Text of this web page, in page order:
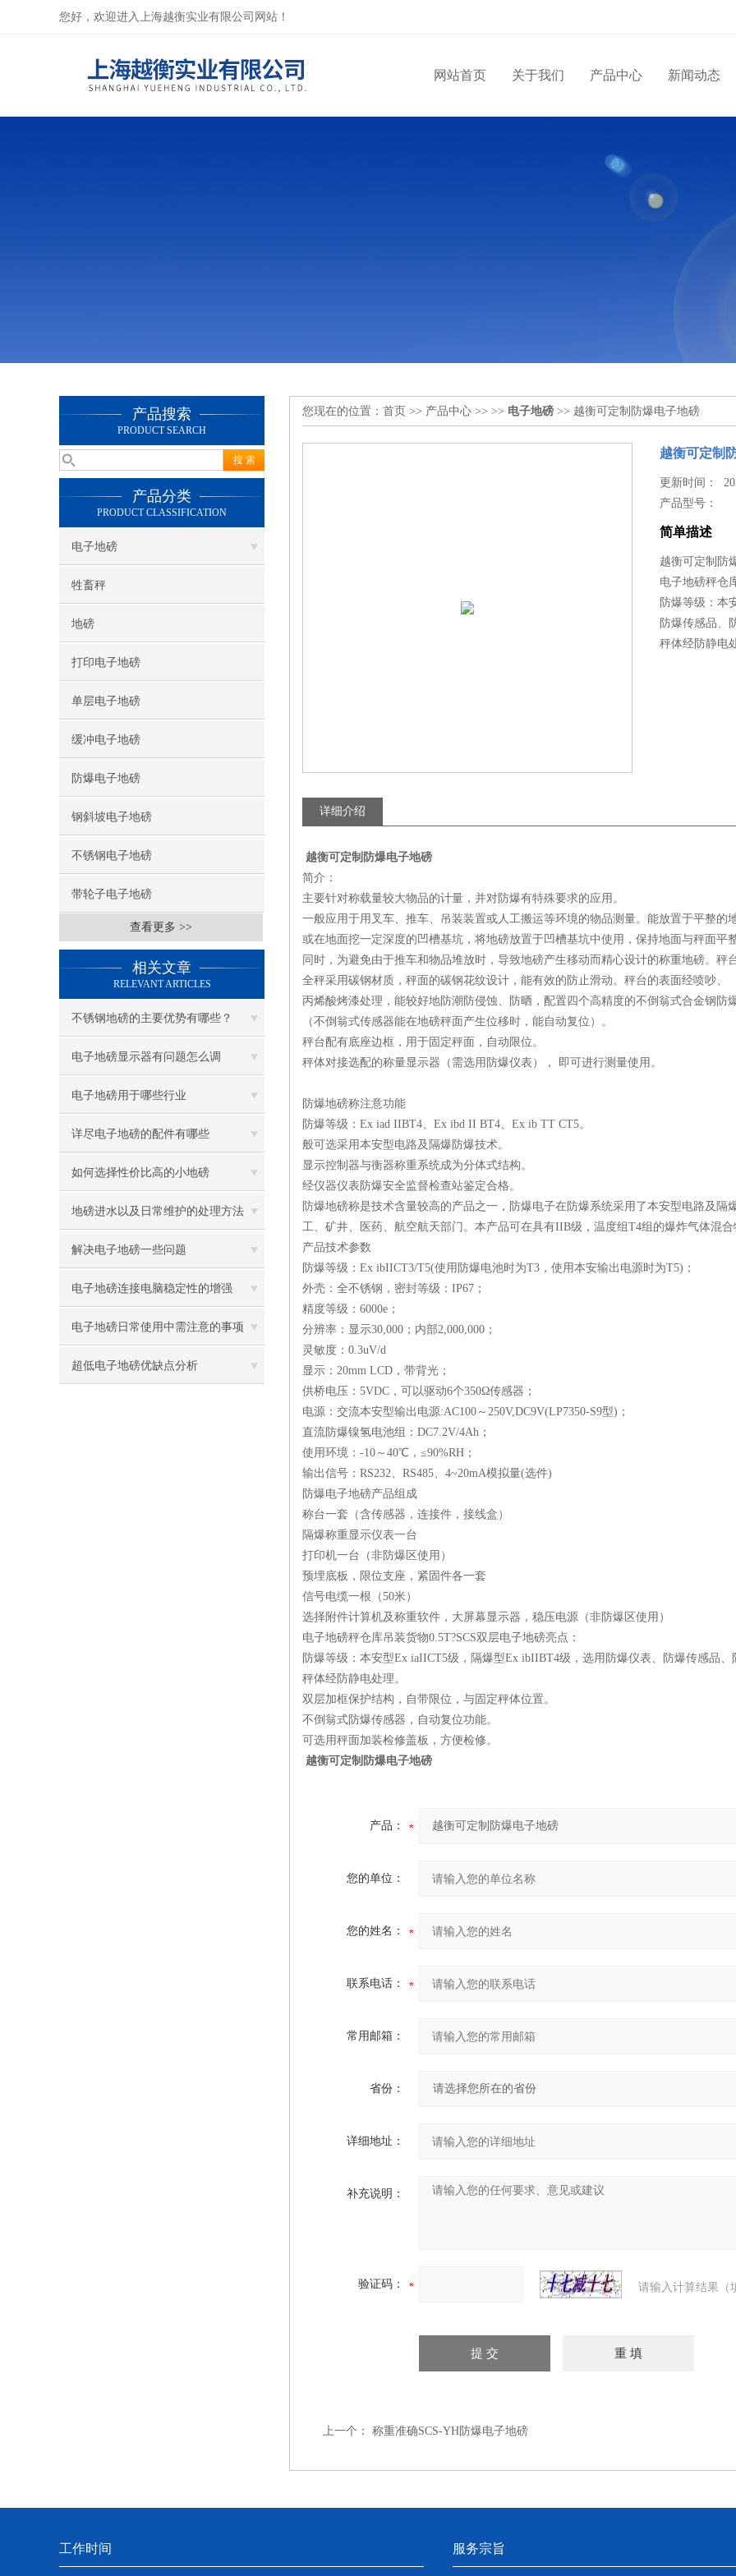
您好，欢迎进入上海越衡实业有限公司网站！
网站首页 关于我们 产品中心 新闻动态
产品搜索
PRODUCT SEARCH
产品分类
PRODUCT CLASSIFICATION
电子地磅
牲畜秤
地磅
打印电子地磅
单层电子地磅
缓冲电子地磅
防爆电子地磅
钢斜坡电子地磅
不锈钢电子地磅
带轮子电子地磅
查看更多 >>
相关文章
RELEVANT ARTICLES
不锈钢地磅的主要优势有哪些？
电子地磅显示器有问题怎么调
电子地磅用于哪些行业
详尽电子地磅的配件有哪些
如何选择性价比高的小地磅
地磅进水以及日常维护的处理方法
解决电子地磅一些问题
电子地磅连接电脑稳定性的增强
电子地磅日常使用中需注意的事项
超低电子地磅优缺点分析
您现在的位置： 首页 >> 产品中心 >> >> 电子地磅 >> 越衡可定制防爆电子地磅
越衡可定制
更新时间：
产品型号：
简单描述
越衡可定制防
电子地磅秤仓
防爆等级：本
防爆传感品、
秤体经防静电
详细介绍
越衡可定制防爆电子地磅
简介：
主要针对称载量较大物品的计量，并对防爆有特殊要求的应用。
一般应用于用叉车、推车、吊装装置或人工搬运等环境的物品测量。能放置于平整的
或在地面挖一定深度的凹槽基坑，将地磅放置于凹槽基坑中使用，保持地面与秤面平整
同时，为避免由于推车和物品堆放时，导致地磅产生移动而精心设计的称重地磅。秤
全秤采用碳钢材质，秤面的碳钢花纹设计，能有效的防止滑动。秤台的表面经喷吵、
丙烯酸烤漆处理，能较好地防潮防侵蚀、防晒，配置四个高精度的不倒翁式合金钢防
（不倒翁式传感器能在地磅秤面产生位移时，能自动复位）。
秤台配有底座边框，用于固定秤面，自动限位。
秤体对接选配的称量显示器（需选用防爆仪表）， 即可进行测量使用。
防爆地磅称注意功能
防爆等级：Ex iad IIBT4、Ex ibd II BT4、Ex ib TT CT5。
般可选采用本安型电路及隔爆防爆技术。
显示控制器与衡器称重系统成为分体式结构。
经仪器仪表防爆安全监督检查站鉴定合格。
防爆地磅称是技术含量较高的产品之一，防爆电子在防爆系统采用了本安型电路及
工、矿井、医药、航空航天部门。本产品可在具有IIB级，温度组T4组的爆炸气体混合
产品技术参数
防爆等级：Ex ibIICT3/T5(使用防爆电池时为T3，使用本安输出电源时为T5)；
外壳：全不锈钢，密封等级：IP67；
精度等级：6000e；
分辨率：显示30,000；内部2,000,000；
灵敏度：0.3uV/d
显示：20mm LCD，带背光；
供桥电压：5VDC，可以驱动6个350Ω传感器；
电源：交流本安型输出电源:AC100～250V,DC9V(LP7350-S9型)；
直流防爆镍氢电池组：DC7.2V/4Ah；
使用环境：-10～40℃，≤90%RH；
输出信号：RS232、RS485、4~20mA模拟量(选件)
防爆电子地磅产品组成
称台一套（含传感器，连接件，接线盒）
隔爆称重显示仪表一台
打印机一台（非防爆区使用）
预埋底板，限位支座，紧固件各一套
信号电缆一根（50米）
选择附件计算机及称重软件，大屏幕显示器，稳压电源（非防爆区使用）
电子地磅秤仓库吊装货物0.5T?SCS双层电子地磅亮点：
防爆等级：本安型Ex iaIICT5级，隔爆型Ex ibIIBT4级，选用防爆仪表、防爆传感品、
秤体经防静电处理。
双层加框保护结构，自带限位，与固定秤体位置。
不倒翁式防爆传感器，自动复位功能。
可选用秤面加装检修盖板，方便检修。
越衡可定制防爆电子地磅
产品：
您的单位：
您的姓名：
联系电话：
常用邮箱：
省份：
详细地址：
补充说明：
验证码： 请输入计算结果（
上一个： 称重准确SCS-YH防爆电子地磅
工作时间 服务宗旨